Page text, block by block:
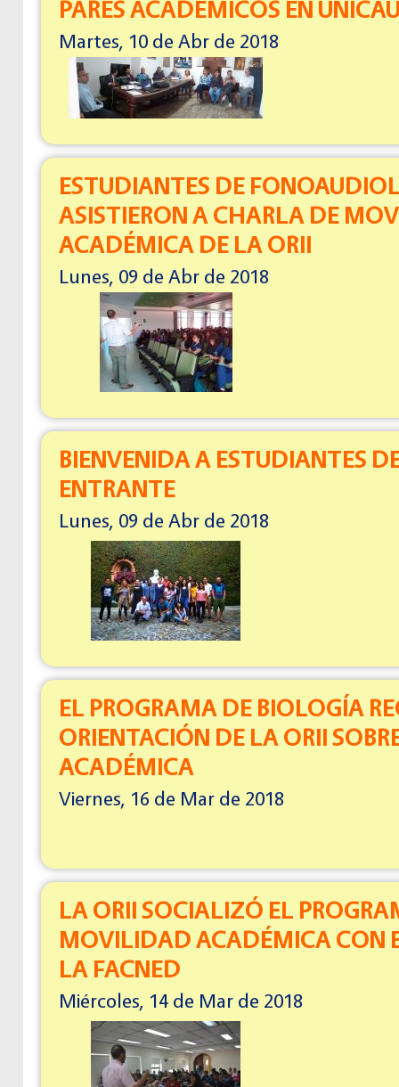
PARES ACADÉMICOS EN
Martes, 10 de Abr de 2018
ESTUDIANTES DE
ASISTIERON A CHARLA DE
ACADÉMICA DE LA ORII
Lunes, 09 de Abr de 2018
BIENVENIDA A ESTUDIANTES
ENTRANTE
Lunes, 09 de Abr de 2018
EL PROGRAMA DE BIOLOGÍA
ORIENTACIÓN DE LA ORII
ACADÉMICA
Viernes, 16 de Mar de 2018
LA ORII SOCIALIZÓ EL
MOVILIDAD ACADÉMICA CON
LA FACNED
Miércoles, 14 de Mar de 2018